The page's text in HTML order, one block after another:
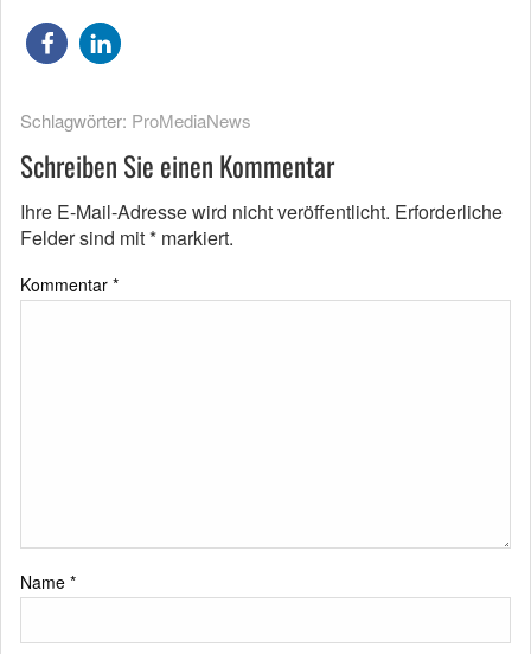
Schlagwörter: ProMediaNews
Schreiben Sie einen Kommentar
Ihre E-Mail-Adresse wird nicht veröffentlicht. Erforderliche
Felder sind mit* markiert.
Kommentar *
Name *